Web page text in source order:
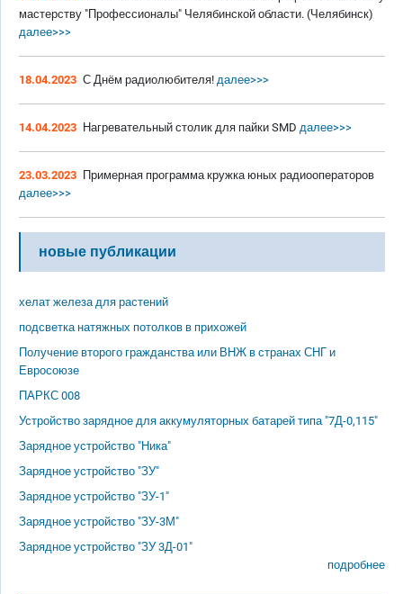
мастерству "Профессионалы" Челябинской области. (Челябинск)
далее>>>
18.04.2023 С Днём радиолюбителя! далее>>>
14.04.2023 Нагревательный столик для пайки SMD далее>>>
23.03.2023 Примерная программа кружка юных радиооператоров
далее>>>
новые публикации
хелат железа для растений
подсветка натяжных потолков в прихожей
Получение второго гражданства или ВНЖ в странах СНГ и
Евросоюзе
ПАРКС 008
Устройство зарядное для аккумуляторных батарей типа "7Д-0,115"
Зарядное устройство "Ника"
Зарядное устройство "ЗУ"
Зарядное устройство "ЗУ-1"
Зарядное устройство "ЗУ-3М"
Зарядное устройство "ЗУ 3Д-01"
подробнее